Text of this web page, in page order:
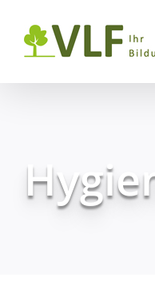
Inhalt
springen